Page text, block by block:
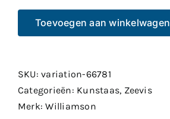
Benthos
Speed
Jig
200gr
aantal
Toevoegen aan winkelwagen
SKU:variation-66781
Categorieën: Kunstaas, Zeevis
Merk:Williamson